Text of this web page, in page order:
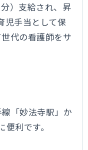
）支給され、昇
児手当として保
代の看護師をサ
「妙法寺駅」か
利です。